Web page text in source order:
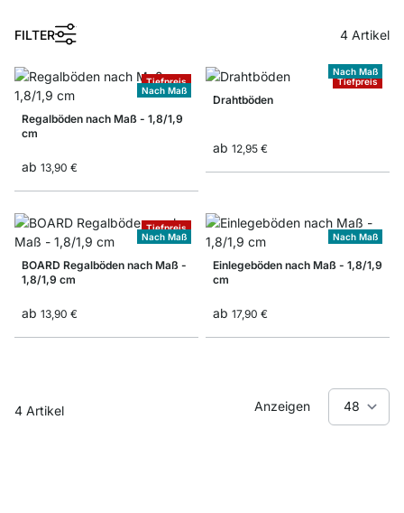
FILTER
1
4 Artikel
Tiefpreis
Nach Maß
Regalböden nach Maß - 1,8/1,9
cm
ab 13,90 €
Tiefpreis
Nach Maß
Drahtböden
ab 12,95 €
Tiefpreis
Nach Maß
BOARD Regalböden nach Maß -
1,8/1,9 cm
ab 13,90 €
Nach Maß
Einlegeböden nach Maß - 1,8/1,9
cm
ab 17,90 €
4 Artikel Anzeigen